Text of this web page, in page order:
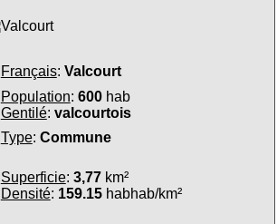
Français: Valcourt
Population: 600hab
Gentilé: valcourtois
Type: Commune
Superficie: 3,77km²
Densité: 159.15habhab/km²